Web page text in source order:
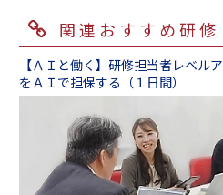
とって重要な資源となる
り方を考え、人材育成体
築、テキスト作成、社内
レベルアップ、など多面
ご参考：ＨＲＭ（ヒュ
ジメント、人的資源管理
ていただいたうえで、お
な研修をご提案いたします
以下、研修ラインナップ
【研修体系構築】
人材育成体系構築研修
（１日間×５回）
応するか考える」
などのよくある事例を通
者をとりまとめる応対手
きます。研修を無事に終
を達成する経験は貴重な
な意見交換やディスカッ
当者としてのスキルアッ
す。
「勉強になって、とても
魅力ある研修を実施した
誰もが思うことでしょう
に時代のニーズを反映し
のニーズを汲んだエッセ
で充実します。本研修で
⇒「Do（運営）」 ⇒「
⇒「Action（見直し）」
関連おすすめ研修
【ＡＩと働く】研修担当者レベル
をＡＩで担保する（１日間）